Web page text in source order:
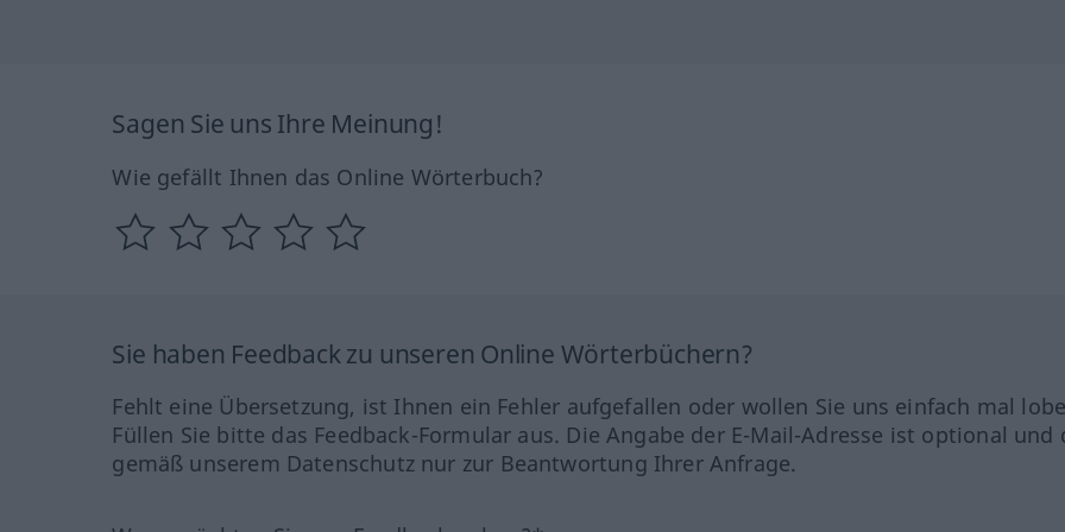
Sagen Sie uns Ihre Meinung!
Wie gefällt Ihnen das Online Wörterbuch?
Sie haben Feedback zu unseren Online Wörterbüchern?
Fehlt eine Übersetzung, ist Ihnen ein Fehler aufgefallen oder wollen Sie uns einfach mal
Füllen Sie bitte das Feedback-Formular aus. Die Angabe der E-Mail-Adresse ist optional und
gemäß unserem Datenschutz nur zur Beantwortung Ihrer Anfrage.